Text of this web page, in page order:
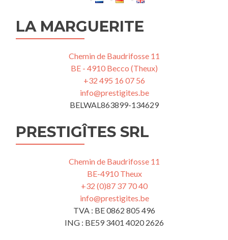
LA MARGUERITE
Chemin de Baudrifosse 11
BE - 4910 Becco (Theux)
+32 495 16 07 56
info@prestigites.be
BELWAL863899-134629
PRESTIGÎTES SRL
Chemin de Baudrifosse 11
BE-4910 Theux
+32 (0)87 37 70 40
info@prestigites.be
TVA : BE 0862 805 496
ING : BE59 3401 4020 2626